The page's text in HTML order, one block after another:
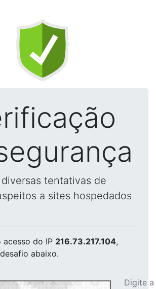
tentativas de
a sites hospedados
acesso do IP 216.73.217.104,
abaixo.
Digite